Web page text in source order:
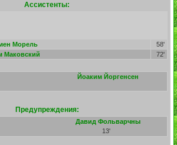
Ассистенты:
Морель
58'
Маковский 72'
Йоаким Йоргенсен
Предупреждения:
Давид Фольварчны
13'